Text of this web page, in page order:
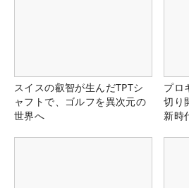
スイスの叡智が生んだTPTシ
ャフトで、ゴルフを異次元の
世界へ
プロ
切り
新時